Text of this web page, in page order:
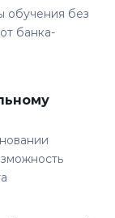
обучения без
банка-